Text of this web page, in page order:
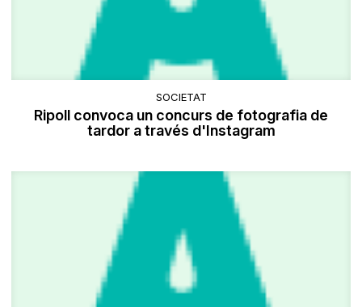
SOCIETAT
Ripoll convoca un concurs de fotografia de
tardor a través d'Instagram